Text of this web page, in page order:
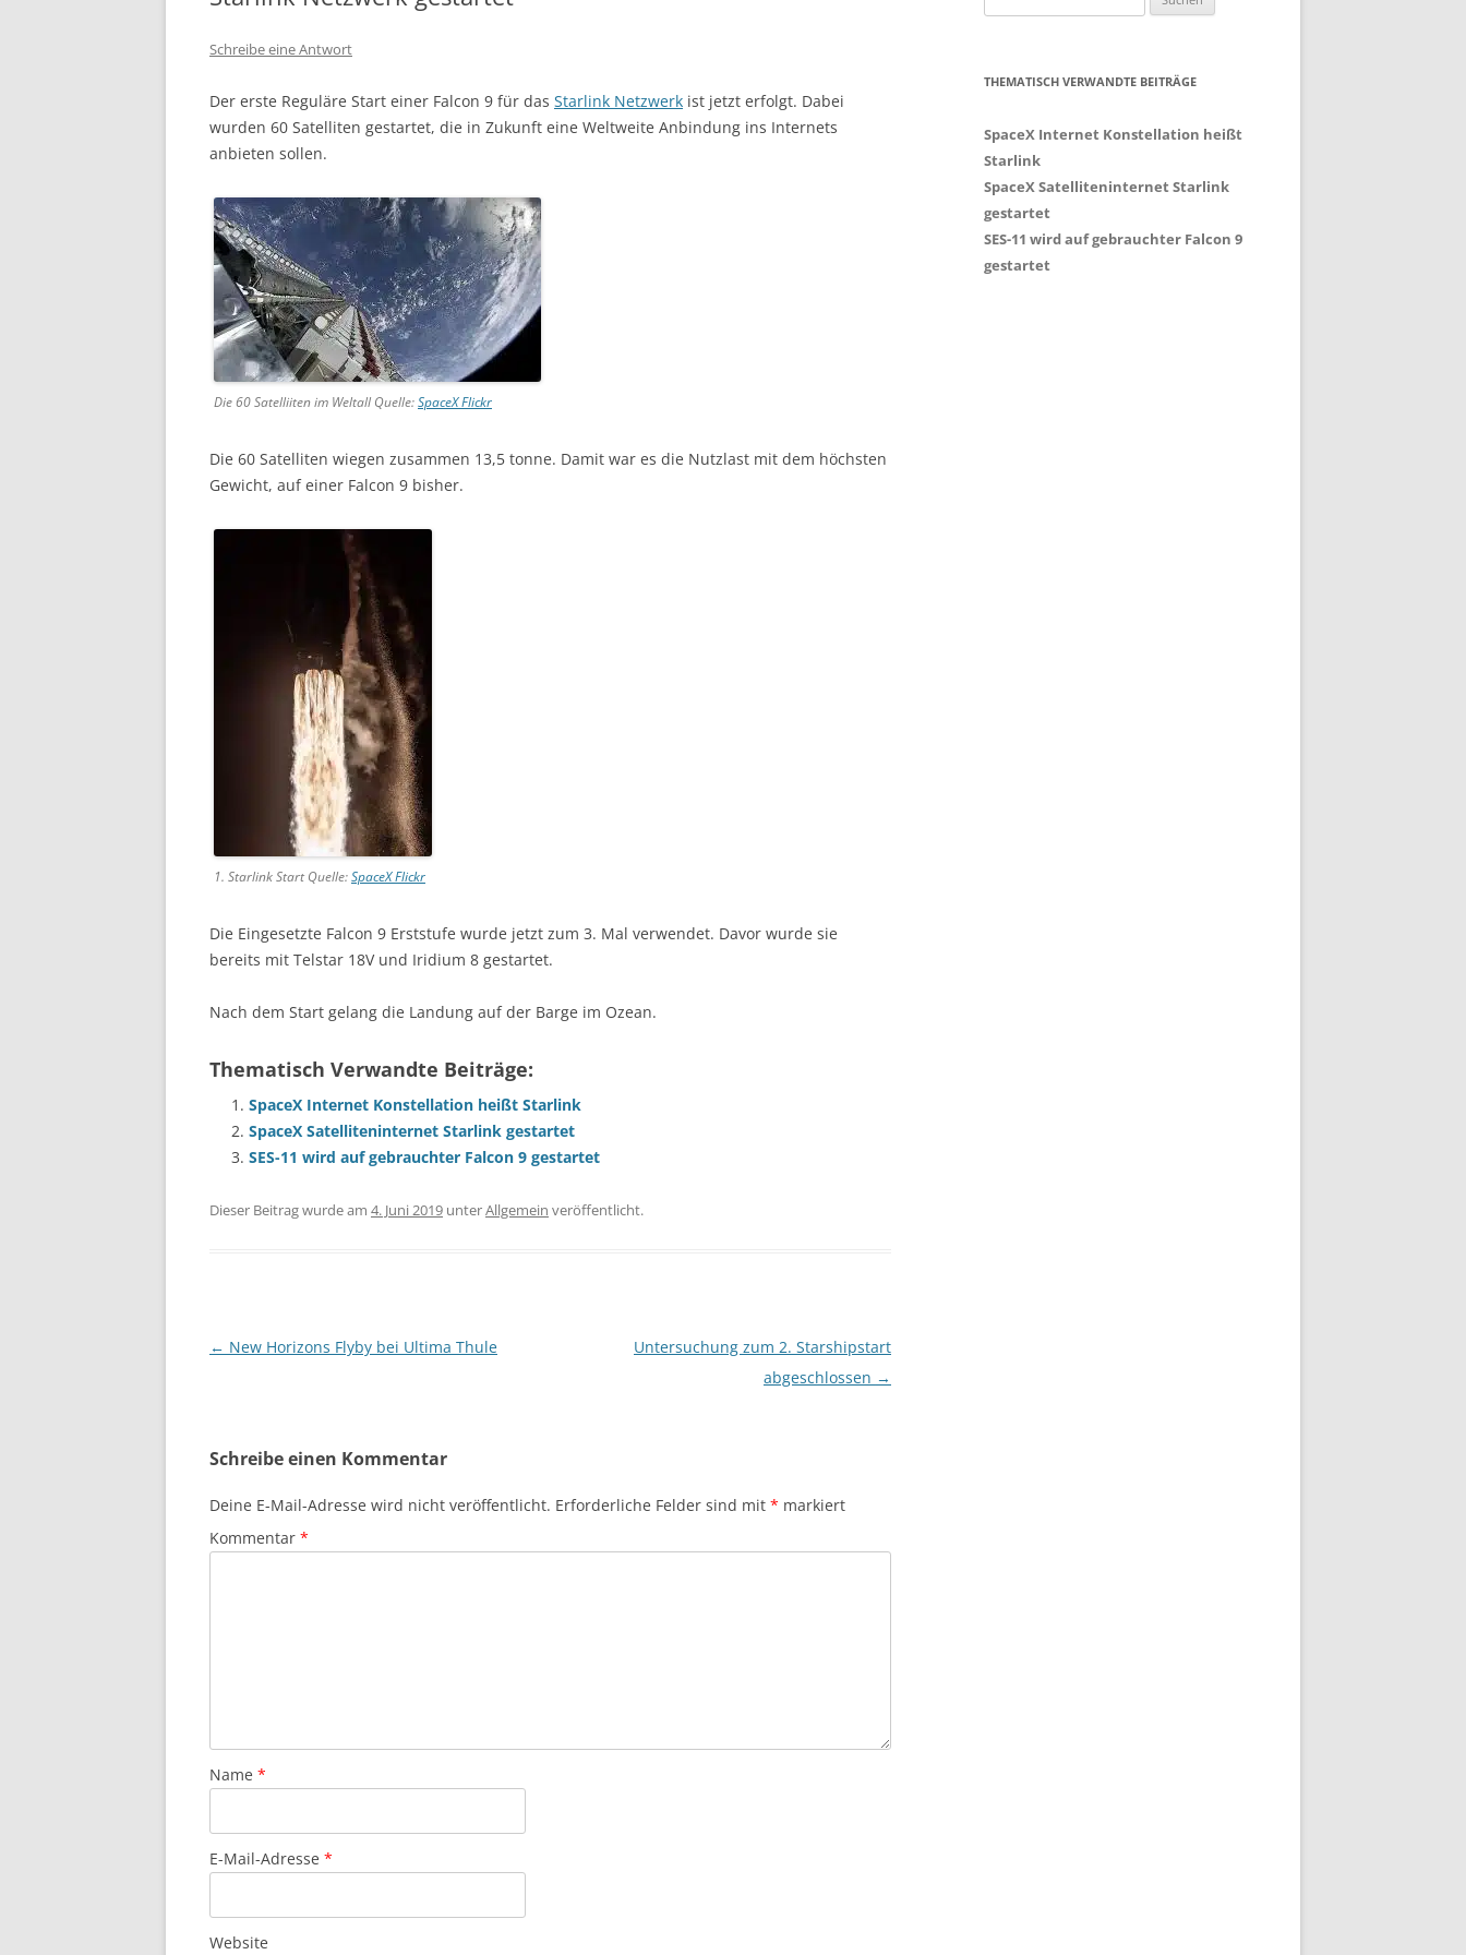
Schreibe eine Antwort
Der erste Reguläre Start einer Falcon 9 für das Starlink Netzwerk ist jetzt erfolgt. Dabei
wurden 60 Satelliten gestartet, die in Zukunft eine Weltweite Anbindung ins Internets
anbieten sollen.
Die 60 Satelliiten im Weltall Quelle:SpaceX Flickr
Die 60 Satelliten wiegen zusammen 13,5 tonne. Damit war es die Nutzlast mit dem höchsten
Gewicht, auf einer Falcon 9 bisher.
1. Starlink Start Quelle:SpaceX Flickr
Die Eingesetzte Falcon 9 Erststufe wurde jetzt zum 3. Mal verwendet. Davor wurde sie
bereits mit Telstar 18V und Iridium 8 gestartet.
Nach dem Start gelang die Landung auf der Barge im Ozean.
Thematisch Verwandte Beiträge:
SpaceX Internet Konstellation heißt Starlink
SpaceX Satelliteninternet Starlink gestartet
SES-11 wird auf gebrauchter Falcon 9 gestartet
Dieser Beitrag wurde am 4. Juni 2019 unterAllgemein veröffentlicht.
Beitragsnavigation
← New Horizons Flyby bei Ultima Thule
Untersuchung zum 2. Starshipstart
abgeschlossen →
Schreibe einen Kommentar
Deine E-Mail-Adresse wird nicht veröffentlicht. Erforderliche Felder sind mit * markiert
Kommentar *
Name *
E-Mail-Adresse *
Website
nach:
THEMATISCH VERWANDTE BEITRÄGE
SpaceX Internet Konstellation heißt
Starlink
SpaceX Satelliteninternet Starlink
gestartet
SES-11 wird auf gebrauchter Falcon 9
gestartet